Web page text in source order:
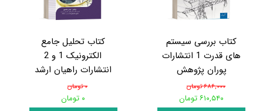
کتاب بررسی سیستم
های قدرت 1 انتشارات
پوران پژوهش
۶۸۶,۰۰۰ تومان
۶۱۰,۵۴۰ تومان
کتاب تحلیل جامع
الکترونیک 1 و 2
انتشارات راهیان ارشد
۰ تومان
۰ تومان